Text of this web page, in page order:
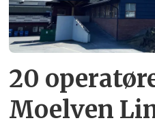
20
Moelven